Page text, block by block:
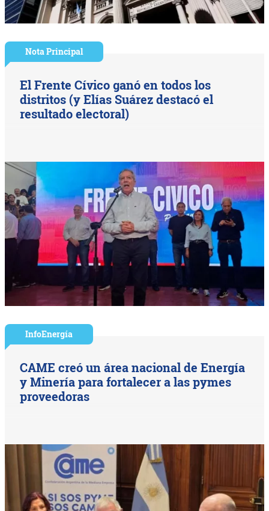
Nota Principal
El Frente Cívico ganó en todos los
distritos (y Elías Suárez destacó el
resultado electoral)
InfoEnergía
CAME creó un área nacional de Energía
y Minería para fortalecer a las pymes
proveedoras